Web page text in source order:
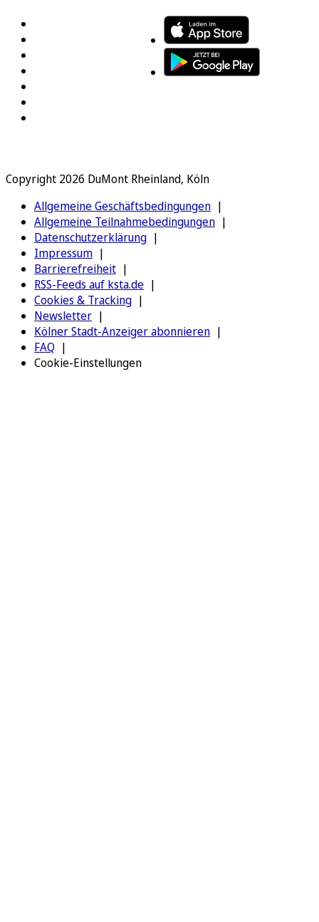
Copyright 2026 DuMont Rheinland, Köln
Allgemeine Geschäftsbedingungen
Allgemeine Teilnahmebedingungen
Datenschutzerklärung
Impressum
Barrierefreiheit
RSS-Feeds auf ksta.de
Cookies & Tracking
Newsletter
Kölner Stadt-Anzeiger abonnieren
FAQ
Cookie-Einstellungen